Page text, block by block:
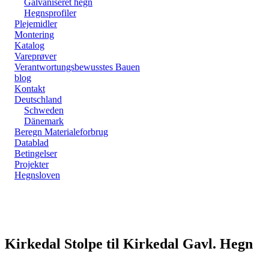
Galvaniseret hegn
Hegnsprofiler
Plejemidler
Montering
Katalog
Vareprøver
Verantwortungsbewusstes Bauen
blog
Kontakt
Deutschland
Schweden
Dänemark
Beregn Materialeforbrug
Datablad
Betingelser
Projekter
Hegnsloven
Kirkedal Stolpe til Kirkedal Gavl. Hegn